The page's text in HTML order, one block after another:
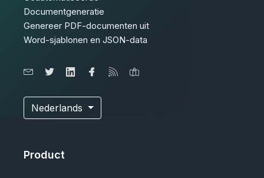
Documentgeneratie
Genereer PDF-documenten uit
Word-sjablonen en JSON-data
Nederlands
Product